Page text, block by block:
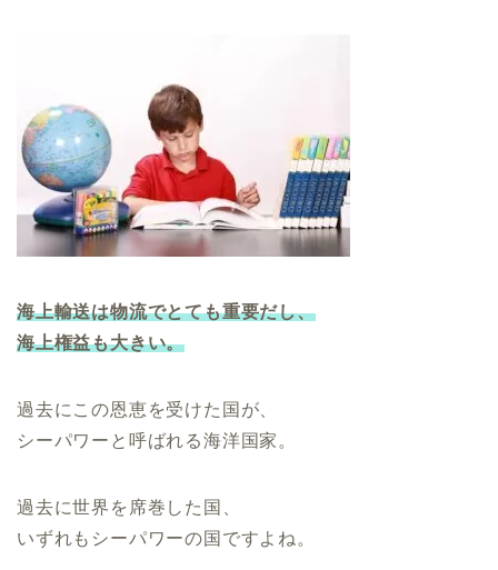
海上輸送は物流でとても重要だし、
海上権益も大きい。
過去にこの恩恵を受けた国が、
シーパワーと呼ばれる海洋国家。
過去に世界を席巻した国、
いずれもシーパワーの国ですよね。